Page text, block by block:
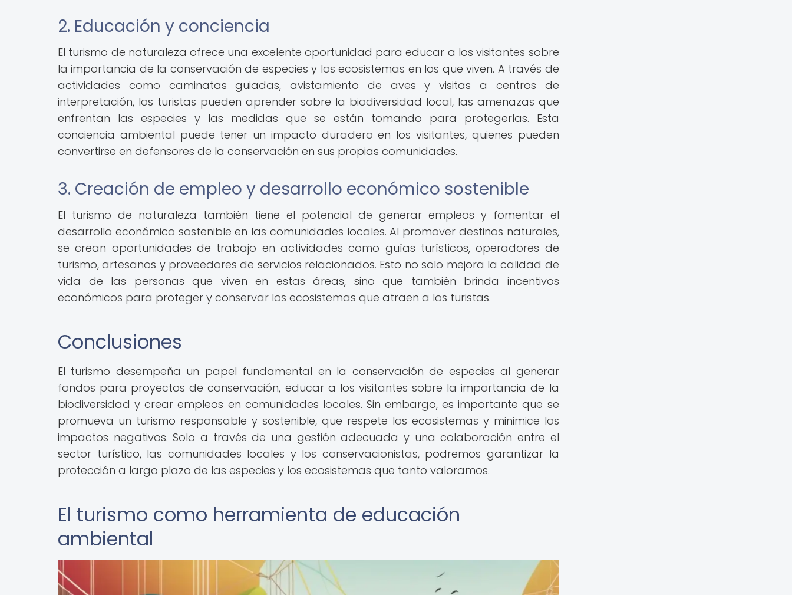
2. Educación y conciencia
El turismo de naturaleza ofrece una excelente oportunidad para educar a los visitantes sobre
la importancia de la conservación de especies y los ecosistemas en los que viven. A través de
actividades como caminatas guiadas, avistamiento de aves y visitas a centros de
interpretación, los turistas pueden aprender sobre la biodiversidad local, las amenazas que
enfrentan las especies y las medidas que se están tomando para protegerlas. Esta
conciencia ambiental puede tener un impacto duradero en los visitantes, quienes pueden
convertirse en defensores de la conservación en sus propias comunidades.
3. Creación de empleo y desarrollo económico sostenible
El turismo de naturaleza también tiene el potencial de generar empleos y fomentar el
desarrollo económico sostenible en las comunidades locales. Al promover destinos naturales,
se crean oportunidades de trabajo en actividades como guías turísticos, operadores de
turismo, artesanos y proveedores de servicios relacionados. Esto no solo mejora la calidad de
vida de las personas que viven en estas áreas, sino que también brinda incentivos
económicos para proteger y conservar los ecosistemas que atraen a los turistas.
Conclusiones
El turismo desempeña un papel fundamental en la conservación de especies al generar
fondos para proyectos de conservación, educar a los visitantes sobre la importancia de la
biodiversidad y crear empleos en comunidades locales. Sin embargo, es importante que se
promueva un turismo responsable y sostenible, que respete los ecosistemas y minimice los
impactos negativos. Solo a través de una gestión adecuada y una colaboración entre el
sector turístico, las comunidades locales y los conservacionistas, podremos garantizar la
protección a largo plazo de las especies y los ecosistemas que tanto valoramos.
El turismo como herramienta de educación
ambiental